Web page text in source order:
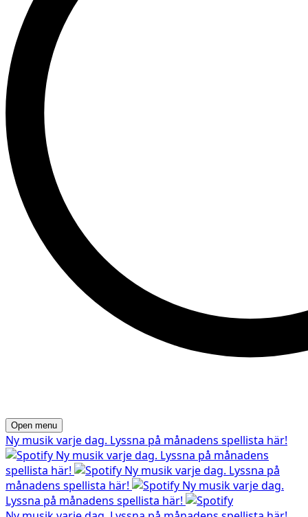
Open menu
Ny musik varje dag. Lyssna på månadens spellista här!
Ny musik varje dag. Lyssna på månadens
spellista här!
Ny musik varje dag. Lyssna på
månadens spellista här!
Ny musik varje dag.
Lyssna på månadens spellista här!